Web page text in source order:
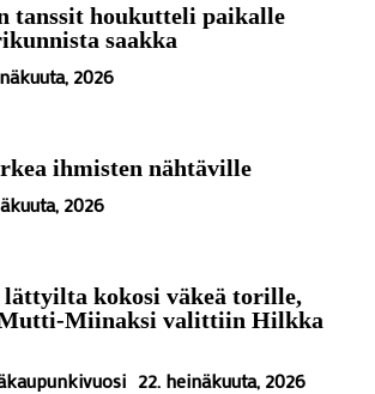
tanssit houkutteli paikalle
saakka
2026
ihmisten nähtäville
2026
kokosi väkeä torille,
Mutti-Miinaksi valittiin Hilkka
22. heinäkuuta, 2026